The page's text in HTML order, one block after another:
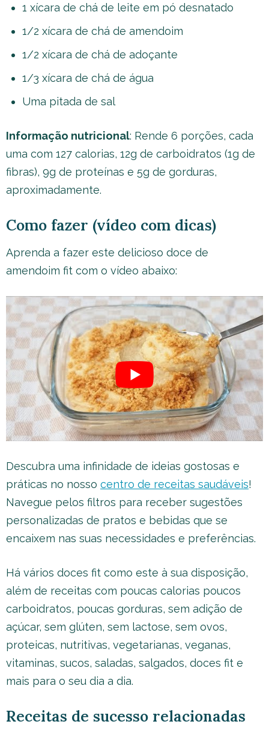
1 xícara de chá de leite em pó desnatado
1/2 xícara de chá de amendoim
1/2 xícara de chá de adoçante
1/3 xícara de chá de água
Uma pitada de sal
Informação nutricional: Rende 6 porções, cada
uma com 127 calorias, 12g de carboidratos (1g de
fibras), 9g de proteínas e 5g de gorduras,
aproximadamente.
Como fazer (vídeo com dicas)
Aprenda a fazer este delicioso doce de
amendoim fit com o vídeo abaixo:
Descubra uma infinidade de ideias gostosas e
práticas no nosso centro de receitas saudáveis!
Navegue pelos filtros para receber sugestões
personalizadas de pratos e bebidas que se
encaixem nas suas necessidades e preferências.
Há vários doces fit como este à sua disposição,
além de receitas com poucas calorias poucos
carboidratos, poucas gorduras, sem adição de
açúcar, sem glúten, sem lactose, sem ovos,
proteicas, nutritivas, vegetarianas, veganas,
vitaminas, sucos, saladas, salgados, doces fit e
mais para o seu dia a dia.
Receitas de sucesso relacionadas